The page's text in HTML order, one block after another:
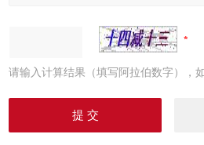
请输入计算结果（填写阿拉伯数字），